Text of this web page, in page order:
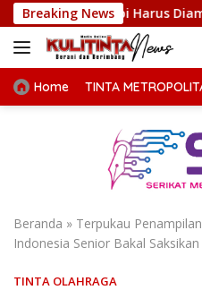
Langsung
ke
konten
Breaking News
Harus Diamalkan
Home TINTA
Beranda » Terpukau
Indonesia Senior Bakal
TINTA OLAHRAGA